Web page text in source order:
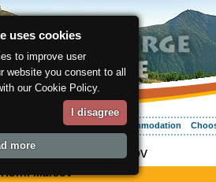
Your vacation Accommodation
> Horní Maršov
Horní Maršov
uses cookies
to improve user
website you consent to all
our Cookie Policy.
I disagree
more